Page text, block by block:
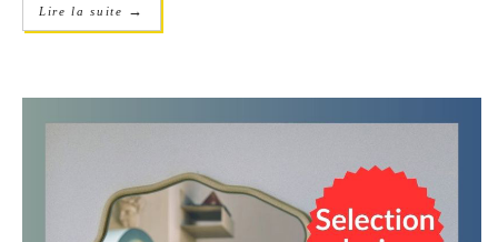
Lire la suite →